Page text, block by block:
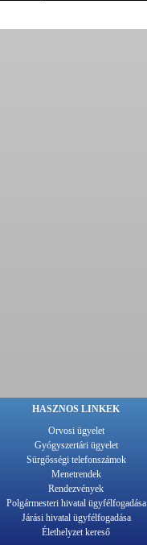
HASZNOS LINKEK
Orvosi ügyelet
Gyógyszertári ügyelet
Sürgősségi telefonszámok
Menetrendek
Rendezvények
Polgármesteri hivatal ügyfélfogadása
Járási hivatal ügyfélfogadása
Élethelyzet kereső